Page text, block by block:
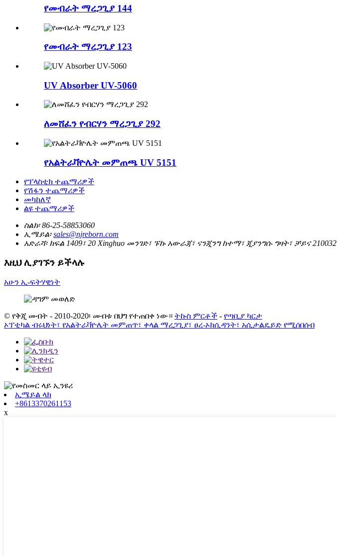
የመብራት ማረጋጊያ 144
የመብራት ማረጋጊያ 123
UV Absorber UV-5060
ለመሸፈን የብርሃን ማረጋጊያ 292
የአልትራቫዮሌት መምጠጫ UV 5151
የፕላስቲክ ተጨማሪዎች
የሽፋን ተጨማሪዎች
መካከለኛ
ልዩ ተጨማሪዎች
ስልክ፡ 86-25-58853060
ኢሜይል፡ sales@njreborn.com
አድራሻ፡ ክፍል 1409፣ 20 Xinghuo መንገድ፣ ፑኩ አውራጃ፣ ናንጂንግ ከተማ፣ ጂያንግሱ ግዛት፣ ቻይና 210032
እዚህ ሊያገኙን ይችላሉ
አሁን ኢ-ፍትሃዊነት
© የቅጂ መብት - 2010-2020፡ መብቱ በህግ የተጠበቀ ነው። ትኩስ ምርቶች - የጣቢያ ካርታ
ኦፕቲካል ብሩህነት፣ የአልትራቫዮሌት መምጠጥ፣ ቀላል ማረጋጊያ፣ ፀረ-ኦክሲዳንት፣ አሲታልዴይድ የሚሰበሰብ
ኢሜይል ላክ
+8613370261153
x